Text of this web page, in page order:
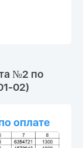
№2 по
02)
оплате